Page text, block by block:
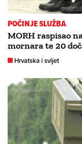
POČINJE SLUŽBA
MORH raspisao
mornara te 20
Hrvatska i svijet